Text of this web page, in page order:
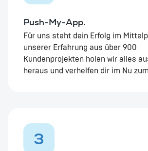
Push-My-App.
Für uns steht dein Erfolg im
unserer Erfahrung aus über 900
Kundenprojekten holen wir alles
heraus und verhelfen dir im Nu
3